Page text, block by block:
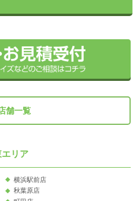
舗一覧
エリア
横浜駅前店
秋葉原店